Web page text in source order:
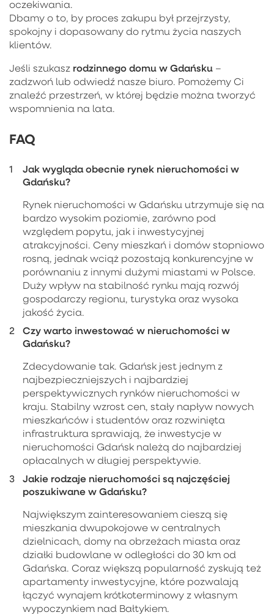
oczekiwania.
Dbamy o to, by proces zakupu był przejrzysty,
spokojny i dopasowany do rytmu życia naszych
klientów.
Jeśli szukasz rodzinnego domu w Gdańsku –
zadzwoń lub odwiedź nasze biuro. Pomożemy Ci
znaleźć przestrzeń, w której będzie można tworzyć
wspomnienia na lata.
FAQ
Jak wygląda obecnie rynek nieruchomości w
Gdańsku?
Rynek nieruchomości w Gdańsku utrzymuje się na
bardzo wysokim poziomie, zarówno pod
względem popytu, jak i inwestycyjnej
atrakcyjności. Ceny mieszkań i domów stopniowo
rosną, jednak wciąż pozostają konkurencyjne w
porównaniu z innymi dużymi miastami w Polsce.
Duży wpływ na stabilność rynku mają rozwój
gospodarczy regionu, turystyka oraz wysoka
jakość życia.
Czy warto inwestować w nieruchomości w
Gdańsku?
Zdecydowanie tak. Gdańsk jest jednym z
najbezpieczniejszych i najbardziej
perspektywicznych rynków nieruchomości w
kraju. Stabilny wzrost cen, stały napływ nowych
mieszkańców i studentów oraz rozwinięta
infrastruktura sprawiają, że inwestycje w
nieruchomości Gdańsk należą do najbardziej
opłacalnych w długiej perspektywie.
Jakie rodzaje nieruchomości są najczęściej
poszukiwane w Gdańsku?
Największym zainteresowaniem cieszą się
mieszkania dwupokojowe w centralnych
dzielnicach, domy na obrzeżach miasta oraz
działki budowlane w odległości do 30 km od
Gdańska. Coraz większą popularność zyskują też
apartamenty inwestycyjne, które pozwalają
łączyć wynajem krótkoterminowy z własnym
wypoczynkiem nad Bałtykiem.